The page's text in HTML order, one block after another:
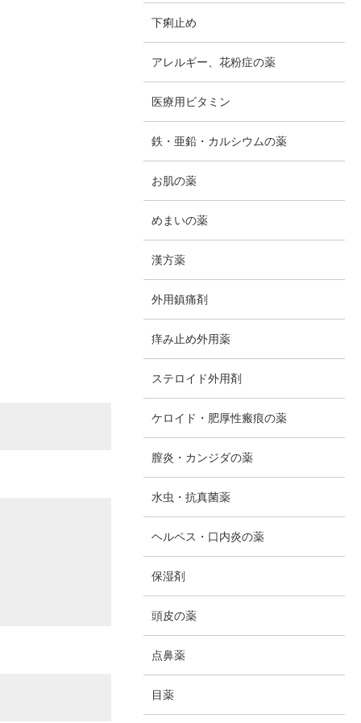
下痢止め
アレルギー、花粉症の薬
医療用ビタミン
鉄・亜鉛・カルシウムの薬
お肌の薬
めまいの薬
漢方薬
外用鎮痛剤
痒み止め外用薬
ステロイド外用剤
ケロイド・肥厚性瘢痕の薬
膣炎・カンジダの薬
水虫・抗真菌薬
ヘルペス・口内炎の薬
保湿剤
頭皮の薬
点鼻薬
目薬